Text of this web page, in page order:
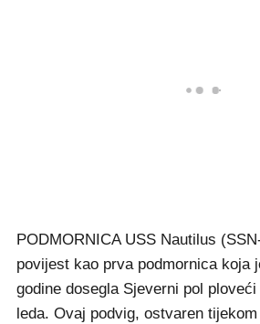
PODMORNICA USS Nautilus
povijest kao prva podmornica koja
godine dosegla Sjeverni pol
leda. Ovaj podvig, ostvaren